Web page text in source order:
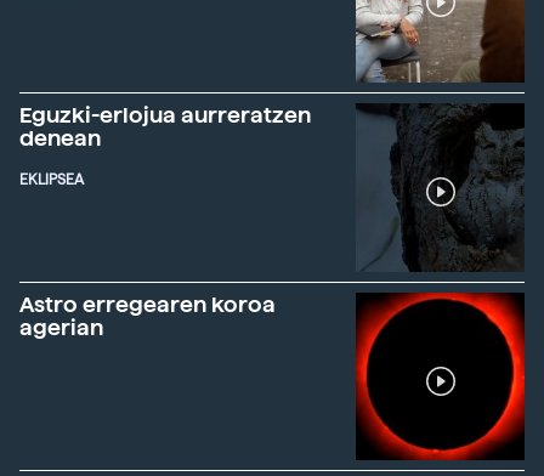
Eguzki-erlojua aurreratzen
denean
EKLIPSEA
Astro erregearen koroa
agerian